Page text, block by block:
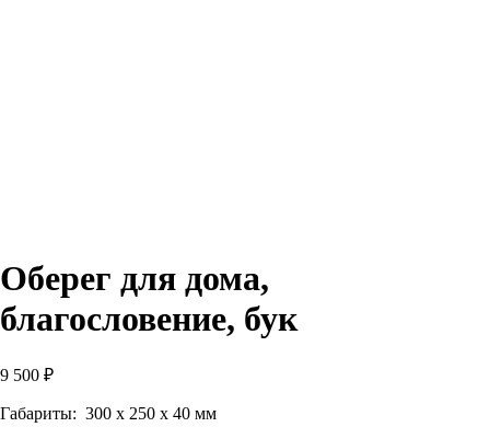
Оберег для дома,
благословение, бук
9 500 ₽
Габариты: 300 х 250 х 40 мм